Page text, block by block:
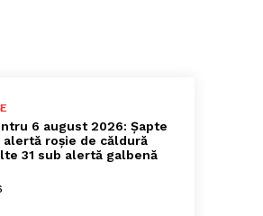
6 august 2026: Șapte
roșie de căldură
31 sub alertă galbenă